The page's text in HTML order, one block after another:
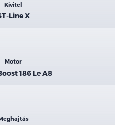
Kivitel
Line X
Motor
186 Le A8